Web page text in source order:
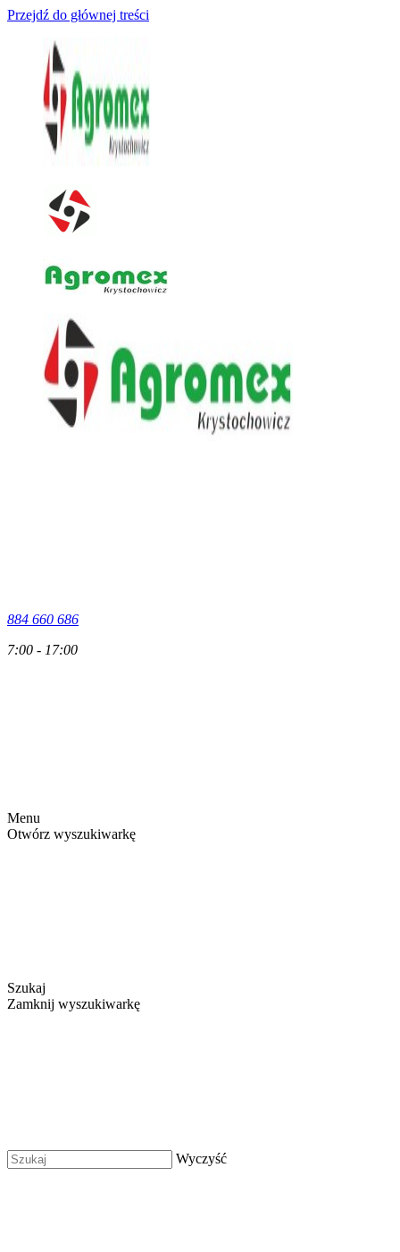
Przejdź do głównej treści
884 660 686
7:00 - 17:00
Menu
Otwórz wyszukiwarkę
Szukaj
Zamknij wyszukiwarkę
Wyczyść